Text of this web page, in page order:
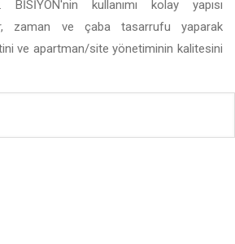
BİSİYON'nin kullanımı kolay yapısı
zaman ve çaba tasarrufu yaparak
ve apartman/site yönetiminin kalitesini